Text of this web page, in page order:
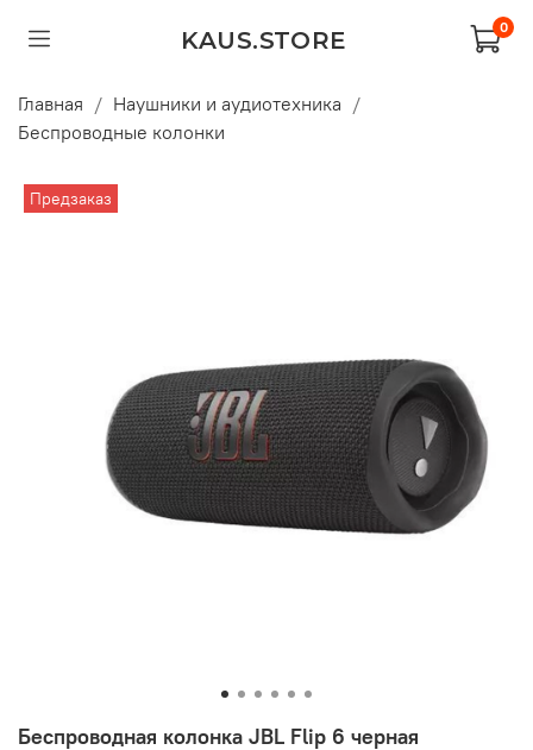
KAUS.STORE 0
Главная
Наушники и аудиотехника
Беспроводные колонки
Предзаказ
Беспроводная колонка JBL Flip 6 черная